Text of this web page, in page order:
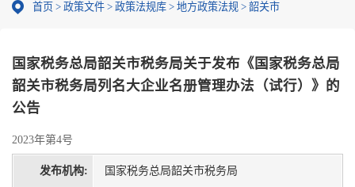
首页 > 政策文件 > 政策法规库 > 地方政策法规 > 韶关市
国家税务总局韶关市税务局关于发布《国家税务总局
韶关市税务局列名大企业名册管理办法（试行）》的
公告
2023年第4号
发布机构: 国家税务总局韶关市税务局